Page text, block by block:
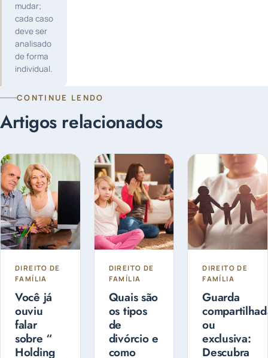
mudar;
cada caso
deve ser
analisado
de forma
individual.
CONTINUE LENDO
Artigos relacionados
DIREITO DE
FAMÍLIA
Você já
ouviu
falar
sobre “
Holding
DIREITO DE
FAMÍLIA
Quais são
os tipos
de
divórcio e
como
DIREITO DE
FAMÍLIA
Guarda
ou
exclusiva:
Descubra